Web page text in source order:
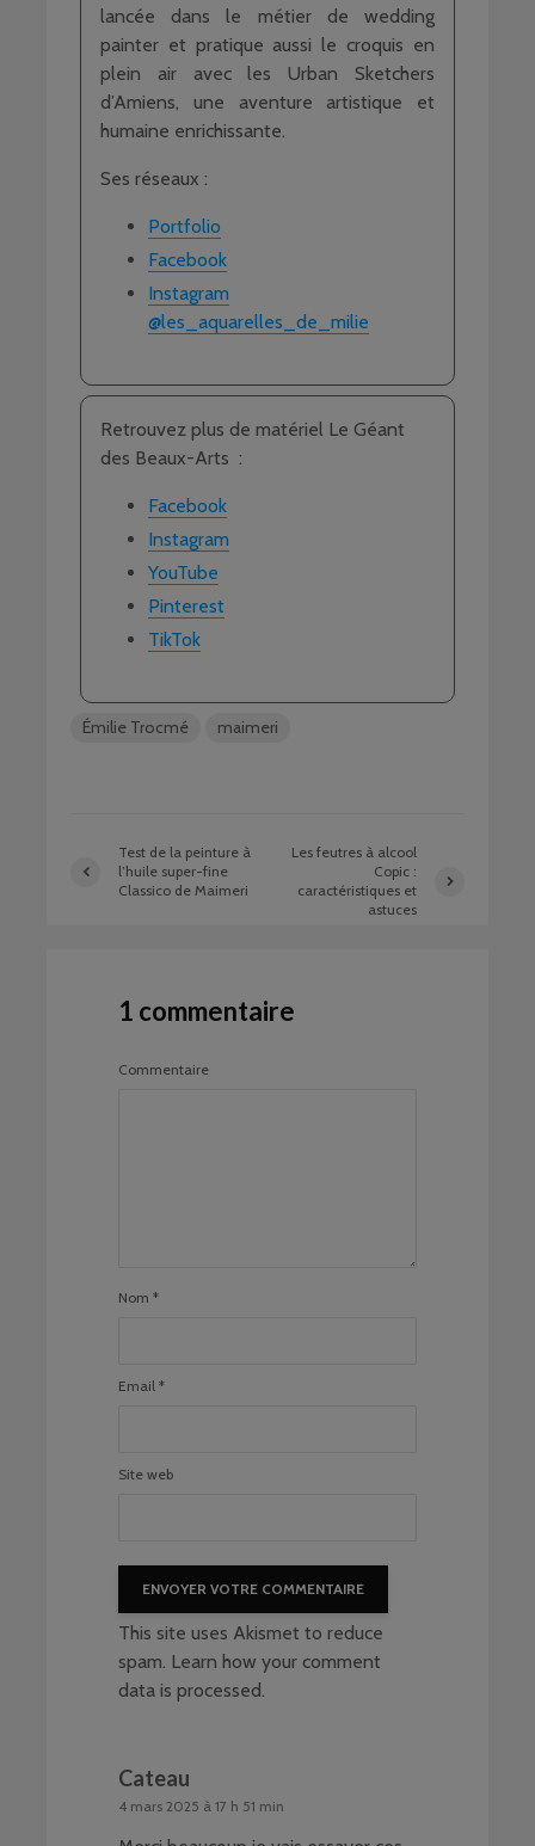
lancée dans le métier de wedding
painter et pratique aussi le croquis en
plein air avec les Urban Sketchers
d’Amiens, une aventure artistique et
humaine enrichissante.
Ses réseaux :
Portfolio
Facebook
Instagram
@les_aquarelles_de_milie
Retrouvez plus de matériel Le Géant
des Beaux-Arts :
Facebook
Instagram
YouTube
Pinterest
TikTok
Émilie Trocmé maimeri
Test de la peinture à
l’huile super-fine
Classico de Maimeri
Les feutres à alcool
Copic :
caractéristiques et
astuces
1 commentaire
Commentaire
Nom *
Email *
Site web
This site uses Akismet to reduce
spam. Learn how your comment
data is processed.
Cateau
4 mars 2025 à 17 h 51 min